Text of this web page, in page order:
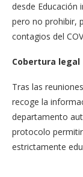
desde Educación
pero no prohibir,
contagios del
Cobertura legal
Tras las
recoge la
departamento
protocolo
estrictamente